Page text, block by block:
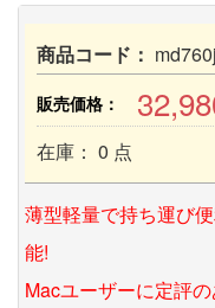
商品コード：
販売価格：
在庫： 0 点
薄型軽量で持ち運び
能!
Macユーザーに定評